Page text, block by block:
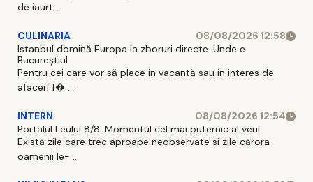
de iaurt ...
CULINARIA
08/08/2026 12:58
Istanbul domină Europa la zboruri directe. Unde e
Bucureștiul
Pentru cei care vor să plece in vacantă sau in interes de
afaceri f� ...
INTERN
08/08/2026 12:54
Portalul Leului 8/8. Momentul cel mai puternic al verii
Există zile care trec aproape neobservate si zile cărora
oamenii le- ...